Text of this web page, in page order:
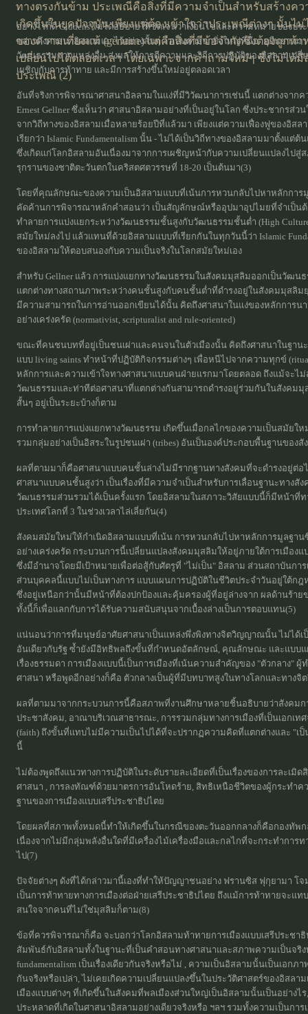
ทางตรงกันข้าม ประเพณีคือสิ่งที่มีความจำเป็นสำหรับสร้างคว
เกิดขึ้นในยุคปัจจุบัน เพียงแต่ต้องเข้าใจว่าประเพณีต่างๆ นั้นไม่
ของความเที่ยงแท้ (genuine) แต่คือสิ่งที่มีข้อจำกัดซึ่งต้องถูกท้า
เปลี่ยนไปได้ตลอดเวลา โดยเฉพาะจากคำถามใหม่ๆ ซึ่งไม่ได้
ประเพณี (2)
อย่างไรก็ดี Giddens ไม่ได้อธิบายให้ชัดเจนว่าเงื่อนไขและความหมายของ
กล่าวถึงศาสนาอิสลามเอาไว้อย่างสั้นๆ ว่าเป็นศาสนายิ่งใหญ่ที่มีอายุยืนยาว
วัฒนธรรมจากแหล่งอื่น ส่งผลให้การตีความและวิถีการปฏิบัติของอิสลามเปลี่
เผชิญกับการท้าทาย และมีการสร้างขึ้นใหม่อยู่ตลอดเวลา
อันที่จริงการพิจารณาศาสนาอิลลามในแง่ที่มีวิวัฒนาการเช่นนี้ แตกต่างจากค
Ernest Gellner ซึ่งเห็นว่า ศาสนาอิสลามอย่างที่เป็นอยู่ในโลก ซึ่งประชากร
จากวิถีทางของอิสลามเมื่อหลายร้อยปีที่แล้วมา เพียงแต่ความเฟื่องฟูของอิส
เรียกว่า Islamic Fundamentalism นั้น - ไม่ได้เป็นวิถีทางของอิสลามมาตั้งแต่
ซึ่งเกิดแก่โลกอิสลามอันเนื่องมาจากการเผชิญหน้ากับความเปลี่ยนแปลงไปสู่
รุกรานของชาติตะวันตกในคริสตศตวรรษที่ 18-20 เป็นต้นมา(3)
โดยที่คุณลักษณะของความเป็นอิสลามแบบที่เน้นการหวนกลับไปหาหลักการ
คัดค้านการพิจารณาหลักคำสอนว่า เป็นสัญลักษณ์หรืออุปมาอุปไมยที่จำเป็น
ทำลายการแบ่งแยกระหว่างวัฒนธรรมชั้นสูงกับวัฒนธรรมชั้นต่ำ (High
สมัยใหม่ลงไป แล้วแทนที่ด้วยอิสลามแบบที่เรียกกันในทุกวันนี้ว่า Islamic
ของอิสลามให้ตอบสนองกับความเป็นจริงในโลกสมัยใหม่เอง
สำหรับ Gellner แล้ว การแบ่งแยกทางวัฒนธรรมในสังคมมุสลิมออกเป็นวัฒ
แตกต่างทางสถานภาพระหว่างคนชั้นสูงกับคนชั้นต่ำที่ดำรงอยู่ในสังคมมุสลิ
มีความสามารถในการอ่านออกเขียนได้นั้น คิดถึงศาสนาในแง่ของหลักกา
อย่างเคร่งครัด (normativist, scripturalist and rule-oriented)
ขณะที่คนชนบทที่อยู่เป็นชนเผ่าและคนจนในตัวเมืองนั้น คิดถึงศาสนาในฐาน
แบบ living saints ทำหน้าที่ปฏิบัติกิจกรรมต่างๆ เพื่อหนีไปจากความทุกข์
หลักการและความเข้าใจทางศาสนาแบบคนฝ่ายแรกมาโดยตลอด ถึงแม้จะ
วัฒนธรรมและท่าทีต่อศาสนาที่แตกต่างกันสามารถดำรงอยู่ร่วมกันในสังคม
สั้นๆ อยู่เป็นระยะบ้างก็ตาม
การทำลายการแบ่งแยกทางวัฒนธรรม เกิดขึ้นเมื่อกลไกของความเป็นสมัย
รวมกลุ่มอย่างเป็นอิสระในรูปชนเผ่า (tribes) อันเป็นองค์ประกอบพื้นฐานของ
ผลที่ตามมาก็คือศาสนาแบบคนชั้นล่างไม่มีรากฐานทางสังคมที่จะดำรงอยู่ต่
ศาสนาแบบคนชั้นสูงว่า เป็นเรื่องที่มีความจำเป็นสำหรับการเลื่อนฐานะทาง
วัฒนธรรมส่วนรวมได้เป็นครั้งแรก โดยอิสลามในสภาวะวิสัยแบบนี้ก็มีหน้าที่
ประเทศโลกที่ 3 ในช่วงเวลาไล่เลี่ยกัน(4)
สังคมสมัยใหม่ให้กำเนิดอิสลามแบบที่เน้น การหวนกลับไปหาหลักการมูลฐ
อย่างเคร่งครัด กระบวนการนี้เปลี่ยนแปลงสังคมมุสลิมให้อยู่ภายใต้การเมือง
ซึ่งมีอำนาจโดยมีเป้าหมายเพื่อต่อสู้กับศัตรูที่ "ไม่เป็น" อิสลาม ส่วนสถาบันกา
ส่วนบุคคลนี้แบบไม่เป็นทางการ แบบแผนการปฏิบัติในชีวิตประจำวันอยู่ใต้ก
ซึ่งอยู่เหนือกว่านั้นมีหน้าที่ต้องปกป้องและคุ้มครองผู้ที่อยู่ล่างจาก ผลด้านร้า
ทั้งนี้ก็เพื่อแลกกับการได้รับความสนับสนุนจากเบื้องล่างเป็นการตอบแทน(5)
แน่นอนว่าการที่มนุษย์อาศัยศาสนาเป็นแหล่งพึ่งพิงทางจิตวิญญาณนั้น ไม่ได้เ
อันเดียวกับรัฐ ซ้ำยังมีอิทธิพลถึงขั้นที่กำหนดอัตลักษณ์, คุณลักษณะ และแบบ
เรื่องธรรมดา การเมืองแบบนี้เป็นการเมืองที่เน้นความสำคัญของ "ตัวกลาง"
ศาสนา หรือพูดอีกอย่างก็คือ ตัวกลางเป็นผู้ที่มีบทบาทสูงในทางโลกและทาง
ผลที่ตามมาจากกระบวนการนี้คือสภาพที่งานศึกษาหลายชิ้นอธิบายว่าสังคมก
ประชาสังคม, อาณาบริเวณสาธารณะ, การรวมกลุ่มทางการเมืองที่เป็นเอกเ
(faith) ถึงขั้นที่แทบไม่มีความเป็นไปได้ที่จะปรากฏความคิดที่แตกต่างและ "เ
นี้
ไม่ต้องพูดถึงแนวทางการปฏิบัติในระดับรายละเอียดที่เป็นเรื่องของการละเ
ศาสนา , การลงทัณฑ์ด้วยมาตรการอันโหดร้าย, สิทธิเหนือชีวิตของผู้กระทำ
ฐานของการเมืองแบบเสรีประชาธิปไตย
โดยผลที่สภาพทั้งหมดนี้ทำให้เกิดขึ้นในกรณีของตะวันออกกลางก็คือกองทัพก
เนื่องจากไม่มีกลุ่มพลังอื่นใดที่มีเครื่องไม้เครื่องมือและกลไกที่จะกระทำการ
ไป(7)
ปัจจัยต่างๆ ดังที่ได้กล่าวมานี้เองที่ทำให้ปัญญาชนอย่าง ฟรานซิส ฟุกุยามา โ
เป็นการท้าทายทางการเมืองต่อฝ่ายเสรีประชาธิปไตย ถึงแม้การท้าทายจะ
สนใจจากคนที่ไม่ใช่มุสลิมก็ตาม(8)
ข้อที่ควรพิจารณาก็คือ จะบอกว่าโลกอิสลามท้าทายการเมืองแบบเสรีประชา
สัมพันธ์กับอิสลามทั้งในฐานะที่เป็นคำสอนทางศาสนาและสภาพความเป็นจริ
fundamentalism เป็นเรื่องเดียวกันจริงหรือไม่ , ความเป็นอิสลามนั้นเป็นเอก
กันจริงหรือเปล่า, ไม่เคยเกิดความเปลี่ยนแปลงขึ้นในประวัติศาสตร์ของอิสลา
เมืองแบบต่างๆ ที่เกิดขึ้นในสังคมที่พลเมืองส่วนใหญ่เป็นอิสลามนั้นเป็นอย่างไร
ประหลาดที่เกิดในศาสนาอิสลามอย่างเดียวจริงหรือ ฯลฯ รวมทั้งความเป็นก